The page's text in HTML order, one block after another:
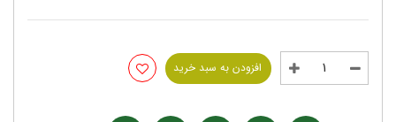
افزودن به سبد خرید